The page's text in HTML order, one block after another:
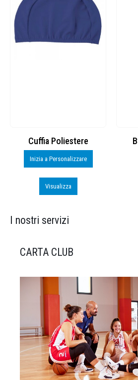
Cuffia Poliestere
Inizia a Personalizzare
Visualizza
I nostri servizi
CARTA CLUB